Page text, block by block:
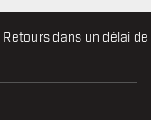
Retours dans un délai de